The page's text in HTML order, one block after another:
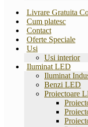
Livrare Gratuita
Cum platesc
Contact
Oferte Speciale
Usi
Usi interior
Iluminat LED
Iluminat
Benzi LED
Proiectoare